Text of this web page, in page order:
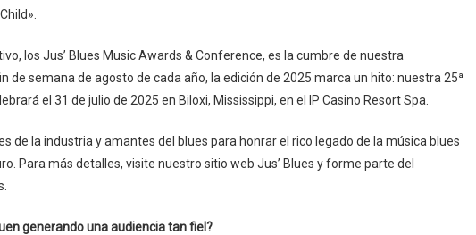
los Jus’ Blues Music Awards & Conference, es la cumbre de nuestra
de semana de agosto de cada año, la edición de 2025 marca un hito: nuestra 25ª
el 31 de julio de 2025 en Biloxi, Mississippi, en el IP Casino Resort Spa.
de la industria y amantes del blues para honrar el rico legado de la música blues
Para más detalles, visite nuestro sitio web Jus’ Blues y forme parte del
generando una audiencia tan fiel?